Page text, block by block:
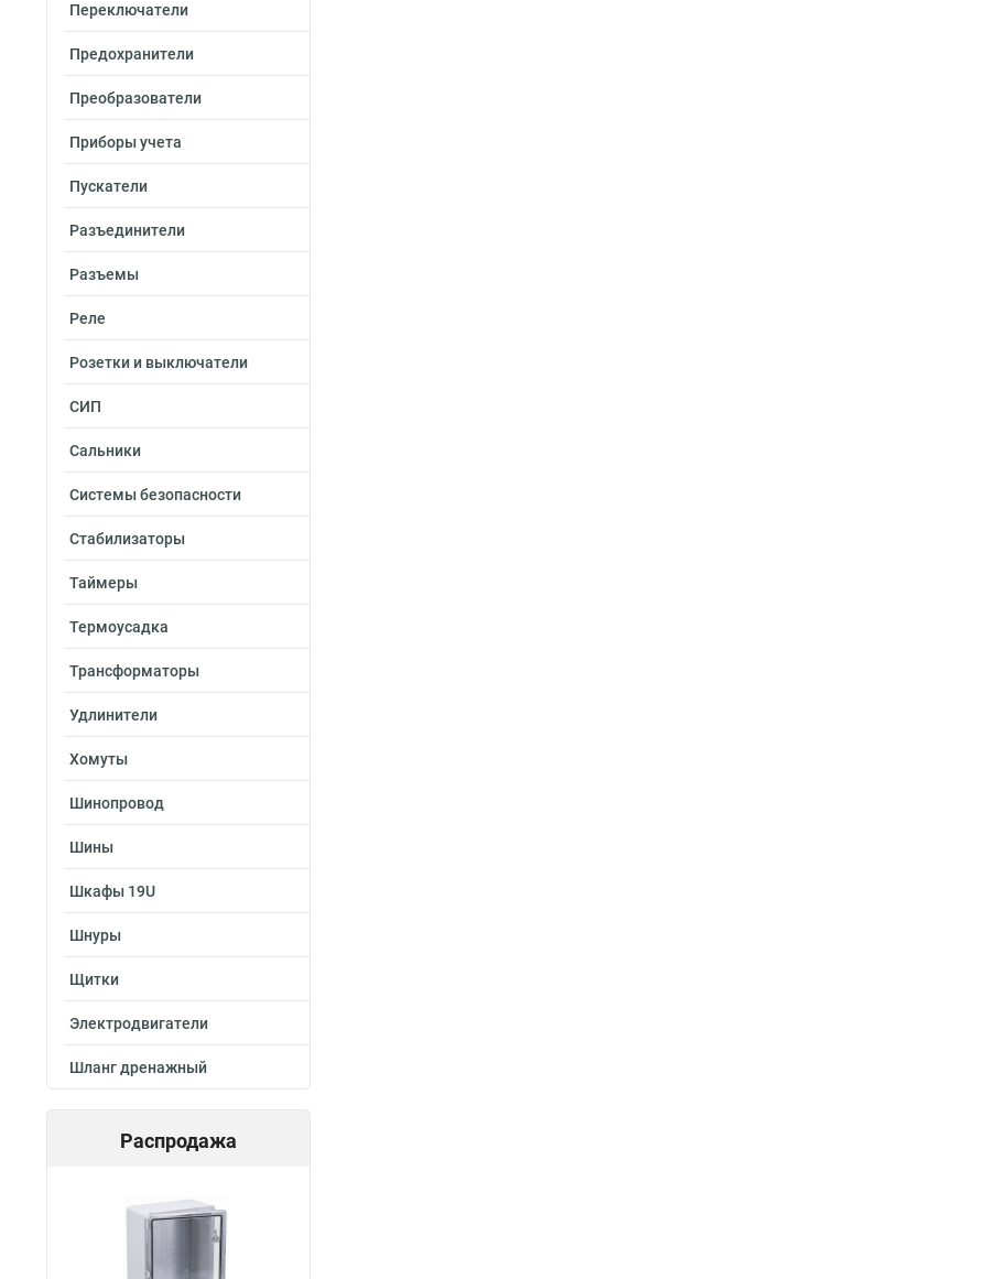
Переключатели
Предохранители
Преобразователи
Приборы учета
Пускатели
Разъединители
Разъемы
Реле
Розетки и выключатели
СИП
Сальники
Системы безопасности
Стабилизаторы
Таймеры
Термоусадка
Трансформаторы
Удлинители
Хомуты
Шинопровод
Шины
Шкафы 19U
Шнуры
Щитки
Электродвигатели
Шланг дренажный
Распродажа